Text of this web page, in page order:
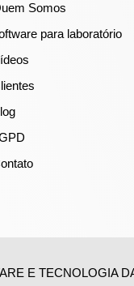
Somos
para laboratório
E TECNOLOGIA